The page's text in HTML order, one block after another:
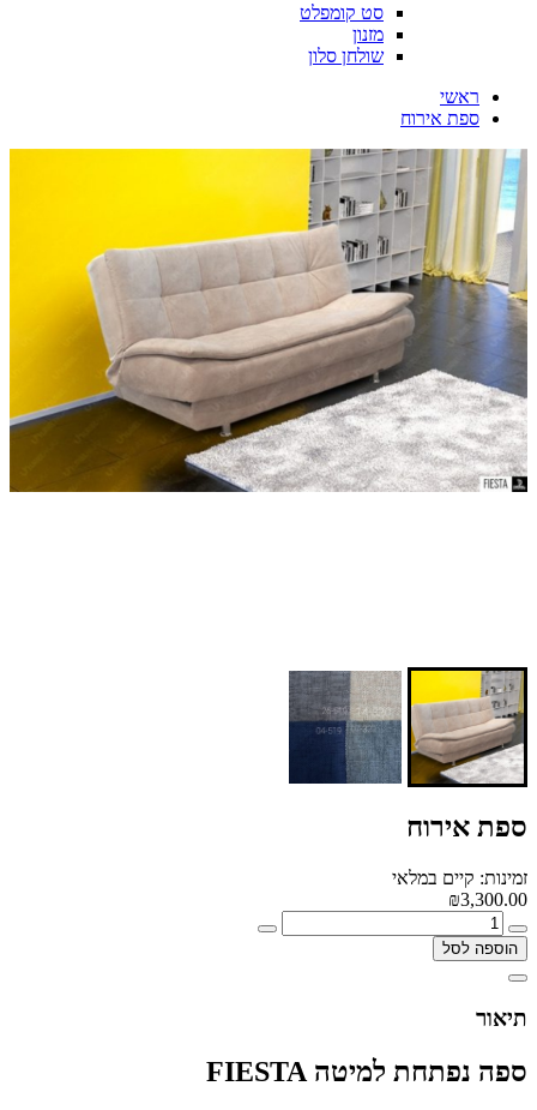
סט קומפלט
מזנון
שולחן סלון
ראשי
ספת אירוח
ספת אירוח
זמינות: קיים במלאי
₪3,300.00
הוספה לסל
תיאור
ספה נפתחת למיטה FIESTA